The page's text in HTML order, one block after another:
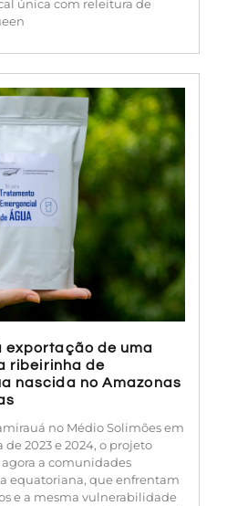
única com releitura de
exportação de uma
ribeirinha de
nascida no Amazonas
no Médio Solimões em
de 2023 e 2024, o projeto
agora a comunidades
equatoriana, que enfrentam
e a mesma vulnerabilidade